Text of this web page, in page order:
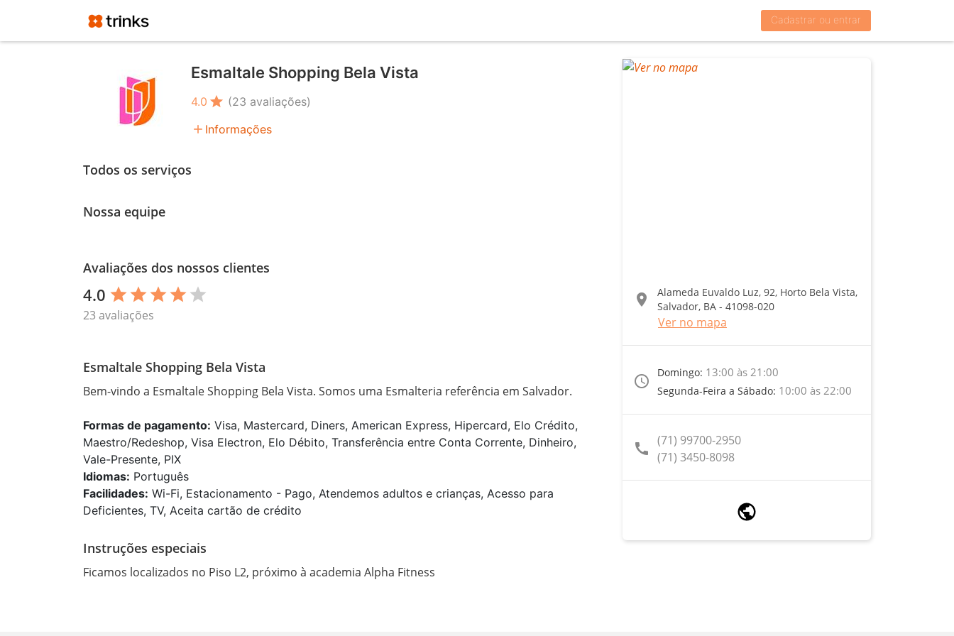
Cadastrar ou entrar
Esmaltale Shopping Bela Vista
4.0 star (23 avaliações)
add Informações
Todos os serviços
Nossa equipe
Avaliações dos nossos clientes
4.0 star star star star star
23 avaliações
Esmaltale Shopping Bela Vista
Bem-vindo a Esmaltale Shopping Bela Vista. Somos uma Esmalteria referência em Salvador.
Formas de pagamento: Visa, Mastercard, Diners, American Express, Hipercard, Elo Crédito,
Maestro/Redeshop, Visa Electron, Elo Débito, Transferência entre Conta Corrente, Dinheiro,
Vale-Presente, PIX
Idiomas: Português
Facilidades: Wi-Fi, Estacionamento - Pago, Atendemos adultos e crianças, Acesso para
Deficientes, TV, Aceita cartão de crédito
Instruções especiais
Ficamos localizados no Piso L2, próximo à academia Alpha Fitness
location_on
Alameda Euvaldo Luz, 92, Horto Bela Vista,
Salvador, BA - 41098-020
Ver no mapa
access_time
Domingo: 13:00 às 21:00
Segunda-Feira a Sábado: 10:00 às 22:00
call (71) 99700-2950
(71) 3450-8098